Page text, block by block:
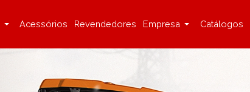
Acessórios Revendedores Empresa Catálogos